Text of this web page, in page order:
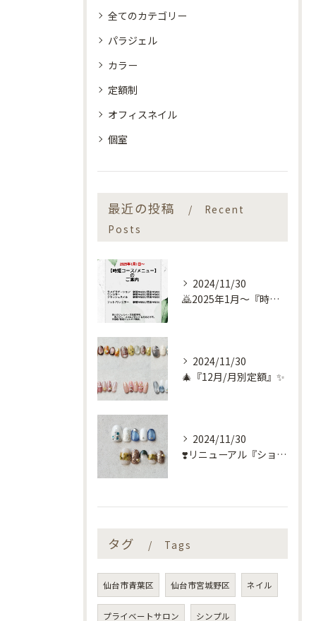
全てのカテゴリー
パラジェル
カラー
定額制
オフィスネイル
個室
最近の投稿
Recent
Posts
2024/11/30
🙇2025年1月～『時短コース』のお知らせ🙇
2024/11/30
🎄『12月/月別定額』✨
2024/11/30
❣️リニューアル『ショートネイル定額』❣️
タグ Tags
仙台市青葉区 仙台市宮城野区 ネイル
プライベートサロン シンプル